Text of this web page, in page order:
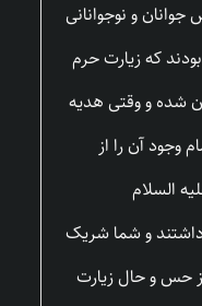
و نوجوانانی
که زیارت حرم
شده و وقتی هدیه
وجود آن را از
السلام
و شما شریک
حس و حال زیارت